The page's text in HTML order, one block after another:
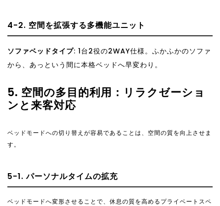
4-2. 空間を拡張する多機能ユニット
ソファベッドタイプ: 1台2役の2WAY仕様。ふかふかのソファ
から、あっという間に本格ベッドへ早変わり。
5. 空間の多目的利用：リラクゼーショ
ンと来客対応
ベッドモードへの切り替えが容易であることは、空間の質を向上させま
す。
5-1. パーソナルタイムの拡充
ベッドモードへ変形させることで、休息の質を高めるプライベートスペ